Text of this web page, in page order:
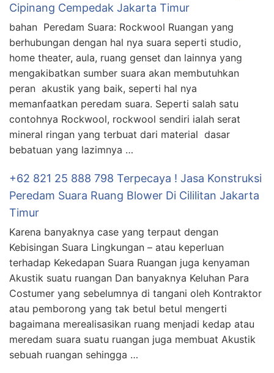
Cipinang Cempedak Jakarta Timur
bahan Peredam Suara: Rockwool Ruangan yang
berhubungan dengan hal nya suara seperti studio,
home theater, aula, ruang genset dan lainnya yang
mengakibatkan sumber suara akan membutuhkan
peran akustik yang baik, seperti hal nya
memanfaatkan peredam suara. Seperti salah satu
contohnya Rockwool, rockwool sendiri ialah serat
mineral ringan yang terbuat dari material dasar
bebatuan yang lazimnya …
+62 821 25 888 798 Terpecaya ! Jasa Konstruksi
Peredam Suara Ruang Blower Di Cililitan Jakarta
Timur
Karena banyaknya case yang terpaut dengan
Kebisingan Suara Lingkungan – atau keperluan
terhadap Kekedapan Suara Ruangan juga kenyaman
Akustik suatu ruangan Dan banyaknya Keluhan Para
Costumer yang sebelumnya di tangani oleh Kontraktor
atau pemborong yang tak betul betul mengerti
bagaimana merealisasikan ruang menjadi kedap atau
meredam suara suatu ruangan juga membuat Akustik
sebuah ruangan sehingga …